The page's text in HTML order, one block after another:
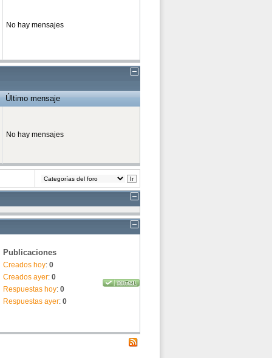
No hay mensajes
Último mensaje
No hay mensajes
Publicaciones
Creados hoy: 0
Creados ayer: 0
Respuestas hoy: 0
Respuestas ayer: 0